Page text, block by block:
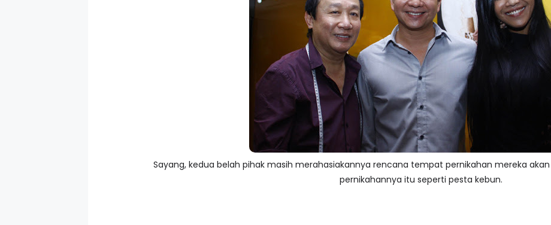
Sayang, kedua belah pihak masih merahasiakannya rencana tempat pernikahan mereka
pernikahannya itu seperti pesta kebun.